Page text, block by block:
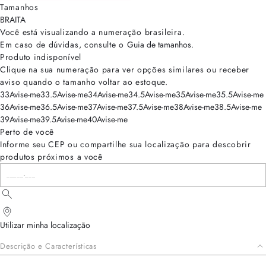
Tamanhos
BRAITA
Você está visualizando a numeração brasileira.
Em caso de dúvidas, consulte o Guia de tamanhos.
Produto indisponível
Clique na sua numeração para ver opções similares ou receber
aviso quando o tamanho voltar ao estoque.
33Avise-me33.5Avise-me34Avise-me34.5Avise-me35Avise-me35.5Avise-me
36Avise-me36.5Avise-me37Avise-me37.5Avise-me38Avise-me38.5Avise-me
39Avise-me39.5Avise-me40Avise-me
Perto de você
Informe seu CEP ou compartilhe sua localização para descobrir
produtos próximos a você
Utilizar minha localização
Descrição e Características